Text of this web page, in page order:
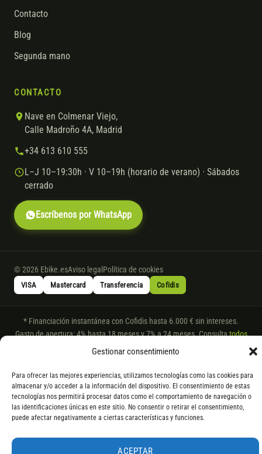
Gestionar consentimiento
Para ofrecer las mejores experiencias, utilizamos tecnologías como las cookies para
almacenar y/o acceder a la información del dispositivo. El consentimiento de estas
tecnologías nos permitirá procesar datos como el comportamiento de navegación o
las identificaciones únicas en este sitio. No consentir o retirar el consentimiento,
puede afectar negativamente a ciertas características y funciones.
ACEPTAR
Contacto
Blog
Segunda mano
CONTACTO
Nave en Colmenar Viejo,
Calle Madroño 4A, Madrid
+34 613 610 555
L–J 10–19:30h · V 10–19h (horario de verano) · Sábados
cerrado
Escríbenos por WhatsApp
© 2026 Ebike.esAviso legalPolítica de cookies
VISA Mastercard Transferencia Cofidis
* Financiación instantánea con Cofidis hasta 6.000 € sin intereses.
Gasto de apertura: 4% hasta 18 meses y 7% a 24 meses. Consultatodos
los detalles
por WhatsApp.
pago; los de bajo pedido se confirman con un asesor. Si no fuera posible
servir el producto, se devuelve el importe sin coste. La información de
componentes es orientativa; los fabricantes pueden sustituir elementos
por otros equivalentes o superiores.